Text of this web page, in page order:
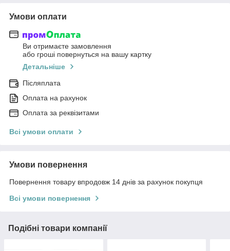
Умови оплати
Ви отримаєте замовлення
або гроші повернуться на вашу картку
Детальніше
Післяплата
Оплата на рахунок
Оплата за реквізитами
Всі умови оплати
Умови повернення
Повернення товару впродовж 14 днів за рахунок покупця
Всі умови повернення
Подібні товари компанії